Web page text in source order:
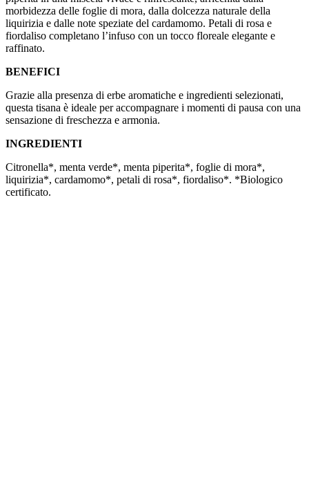
morbidezza delle foglie di mora, dalla dolcezza naturale della
liquirizia e dalle note speziate del cardamomo. Petali di rosa e
fiordaliso completano l’infuso con un tocco floreale elegante e
raffinato.
BENEFICI
Grazie alla presenza di erbe aromatiche e ingredienti selezionati,
questa tisana è ideale per accompagnare i momenti di pausa con una
sensazione di freschezza e armonia.
INGREDIENTI
Citronella*, menta verde*, menta piperita*, foglie di mora*,
liquirizia*, cardamomo*, petali di rosa*, fiordaliso*. *Biologico
certificato.